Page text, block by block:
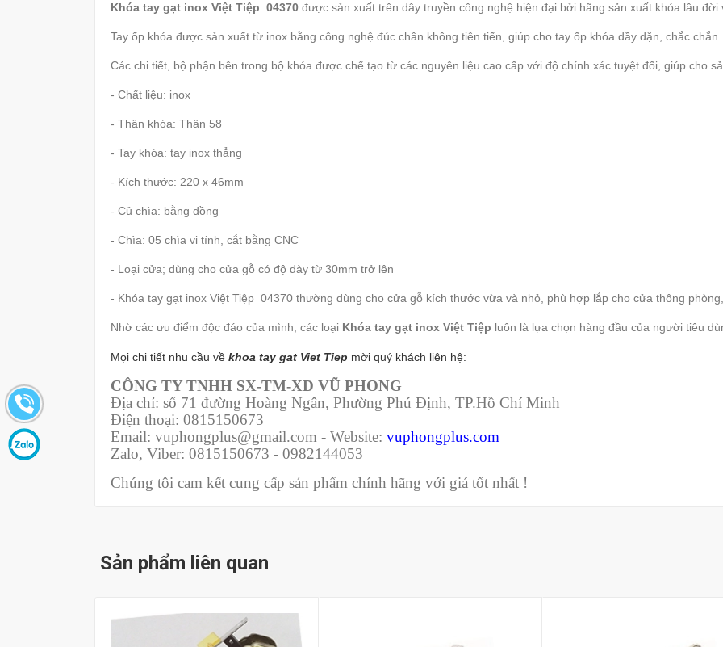
Khóa tay gạt inox Việt Tiệp 04370 được sản xuất trên dây truyền công nghệ hiện đại bởi hãng sản xuất khóa lâu đời
Tay ốp khóa được sản xuất từ inox bằng công nghệ đúc chân không tiên tiến, giúp cho tay ốp khóa dầy dặn, chắc chắn.
Các chi tiết, bộ phận bên trong bộ khóa được chế tạo từ các nguyên liệu cao cấp với độ chính xác tuyệt đối, giúp cho
- Chất liệu: inox
- Thân khóa: Thân 58
- Tay khóa: tay inox thẳng
- Kích thước: 220 x 46mm
- Củ chìa: bằng đồng
- Chìa: 05 chìa vi tính, cắt bằng CNC
- Loại cửa; dùng cho cửa gỗ có độ dày từ 30mm trở lên
- Khóa tay gạt inox Việt Tiệp 04370 thường dùng cho cửa gỗ kích thước vừa và nhỏ, phù hợp lắp cho cửa thông
Nhờ các ưu điểm độc đáo của mình, các loại Khóa tay gạt inox Việt Tiệp luôn là lựa chọn hàng đầu của người tiêu
Mọi chi tiết nhu cầu về khoa tay gat Viet Tiep mời quý khách liên hệ:
CÔNG TY TNHH SX-TM-XD VŨ PHONG
Địa chỉ: số 71 đường Hoàng Ngân, Phường Phú Định, TP.Hồ Chí Minh
Điện thoại: 0815150673
Email: vuphongplus@gmail.com - Website: vuphongplus.com
Zalo, Viber: 0815150673 - 0982144053
Chúng tôi cam kết cung cấp sản phẩm chính hãng với giá tốt nhất !
Sản phẩm liên quan